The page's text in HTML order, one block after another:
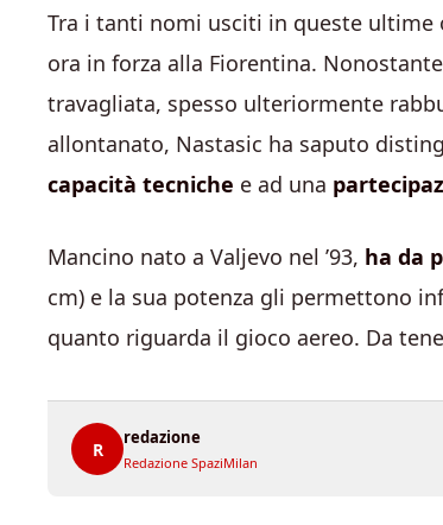
Tra i tanti nomi usciti in queste
ora in forza alla Fiorentina.
travagliata, spesso ulteriormente
allontanato, Nastasic ha saputo
capacità tecniche e ad una
Mancino nato a Valjevo nel ’93, ha da
cm) e la sua potenza gli permettono
quanto riguarda il gioco aereo. Da
R
redazione
Redazione SpaziMilan